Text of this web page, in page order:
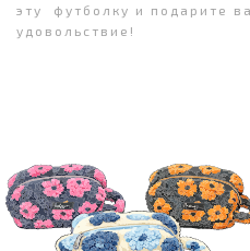
эту футболку и подарите
удовольствие!